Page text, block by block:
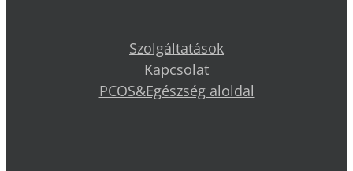
Szolgáltatások
Kapcsolat
PCOS&Egészség aloldal